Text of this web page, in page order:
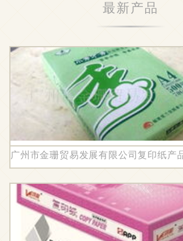
最新产品
广州市金珊贸易发展有限公司复印纸产